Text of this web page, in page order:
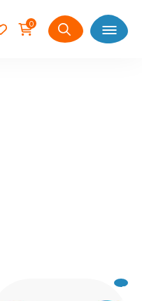
0
Zoeken
Open
Excl.